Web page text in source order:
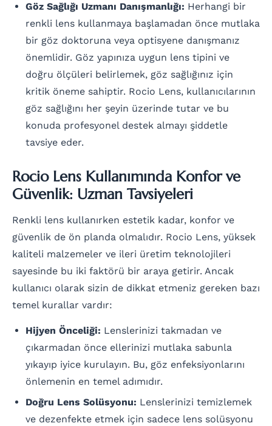
Göz Sağlığı Uzmanı Danışmanlığı: Herhangi bir
renkli lens kullanmaya başlamadan önce mutlaka
bir göz doktoruna veya optisyene danışmanız
önemlidir. Göz yapınıza uygun lens tipini ve
doğru ölçüleri belirlemek, göz sağlığınız için
kritik öneme sahiptir. Rocio Lens, kullanıcılarının
göz sağlığını her şeyin üzerinde tutar ve bu
konuda profesyonel destek almayı şiddetle
tavsiye eder.
Rocio Lens Kullanımında Konfor ve
Güvenlik: Uzman Tavsiyeleri
Renkli lens kullanırken estetik kadar, konfor ve
güvenlik de ön planda olmalıdır. Rocio Lens, yüksek
kaliteli malzemeler ve ileri üretim teknolojileri
sayesinde bu iki faktörü bir araya getirir. Ancak
kullanıcı olarak sizin de dikkat etmeniz gereken bazı
temel kurallar vardır:
Hijyen Önceliği: Lenslerinizi takmadan ve
çıkarmadan önce ellerinizi mutlaka sabunla
yıkayıp iyice kurulayın. Bu, göz enfeksiyonlarını
önlemenin en temel adımıdır.
Doğru Lens Solüsyonu: Lenslerinizi temizlemek
ve dezenfekte etmek için sadece lens solüsyonu